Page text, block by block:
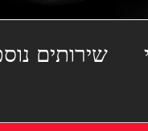
שירותים